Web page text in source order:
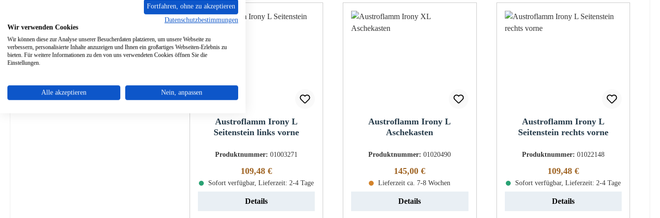
Austroflamm Irony L
Seitenstein links vorne
Produktnummer:01003271
Regulärer Preis:
109,48 €
Sofort verfügbar, Lieferzeit: 2-4 Tage
Details
Austroflamm Irony L
Aschekasten
Produktnummer:01020490
Regulärer Preis:
145,00 €
Lieferzeit ca. 7-8 Wochen
Details
Austroflamm Irony L
Seitenstein rechts vorne
Produktnummer: 01022148
Regulärer Preis:
109,48 €
Sofort verfügbar, Lieferzeit: 2-4 Tage
Details
Fortfahren, ohne zu akzeptieren
Datenschutzbestimmungen
Wir verwenden Cookies
Wir können diese zur Analyse unserer Besucherdaten platzieren, um unsere Webseite zu
verbessern, personalisierte Inhalte anzuzeigen und Ihnen ein großartiges Webseiten-Erlebnis zu
bieten. Für weitere Informationen zu den von uns verwendeten Cookies öffnen Sie die
Einstellungen.
Alle akzeptieren Nein, anpassen